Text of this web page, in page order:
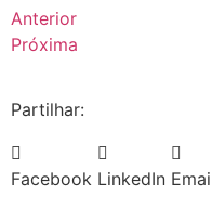
Anterior
Próxima
Partilhar:
Facebook LinkedIn